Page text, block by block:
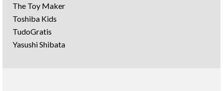
The Toy Maker
Toshiba Kids
TudoGratis
Yasushi Shibata